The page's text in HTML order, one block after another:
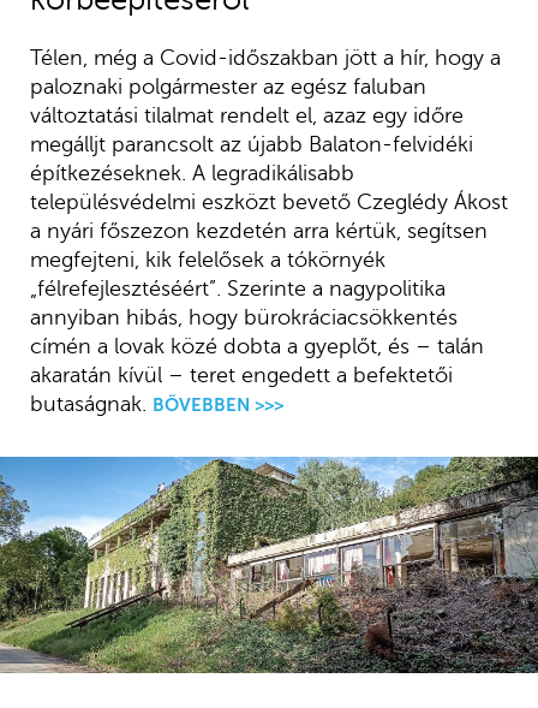
Télen, még a Covid-időszakban jött a hír, hogy a
paloznaki polgármester az egész faluban
változtatási tilalmat rendelt el, azaz egy időre
megálljt parancsolt az újabb Balaton-felvidéki
építkezéseknek. A legradikálisabb
településvédelmi eszközt bevető Czeglédy Ákost
a nyári főszezon kezdetén arra kértük, segítsen
megfejteni, kik felelősek a tókörnyék
„félrefejlesztéséért”. Szerinte a nagypolitika
annyiban hibás, hogy bürokráciacsökkentés
címén a lovak közé dobta a gyeplőt, és – talán
akaratán kívül – teret engedett a befektetői
butaságnak.
BŐVEBBEN >>>